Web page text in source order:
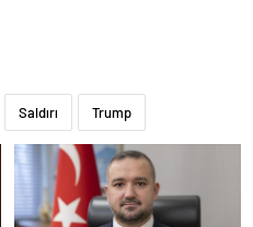
Saldırı Trump